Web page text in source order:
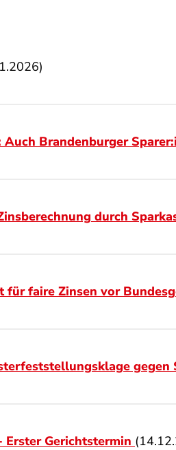
Brandenburger
durch
für faire Zinsen vor
gegen
Erster Gerichtstermin